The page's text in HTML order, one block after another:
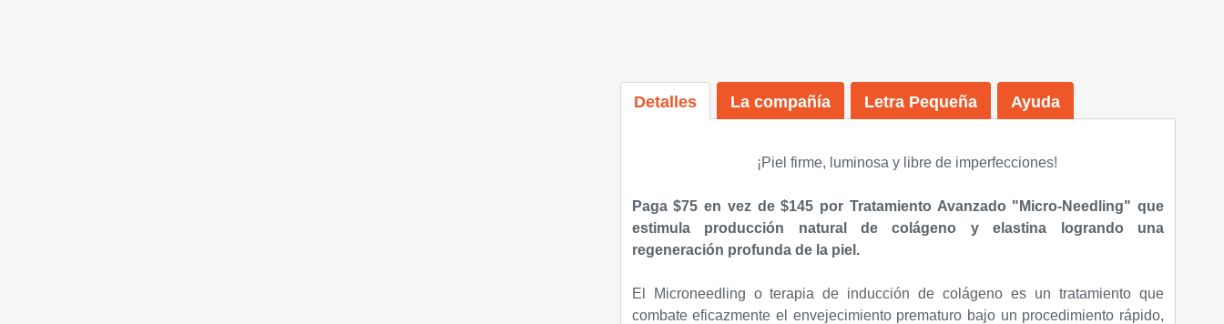
Detalles La compañía Letra Pequeña Ayuda
¡Piel firme, luminosa y libre de imperfecciones!
Paga $75 en vez de $145 por Tratamiento Avanzado "Micro-Needling" que
estimula producción natural de colágeno y elastina logrando una
regeneración profunda de la piel.
El Microneedling o terapia de inducción de colágeno es un tratamiento que
combate eficazmente el envejecimiento prematuro bajo un procedimiento rápido,